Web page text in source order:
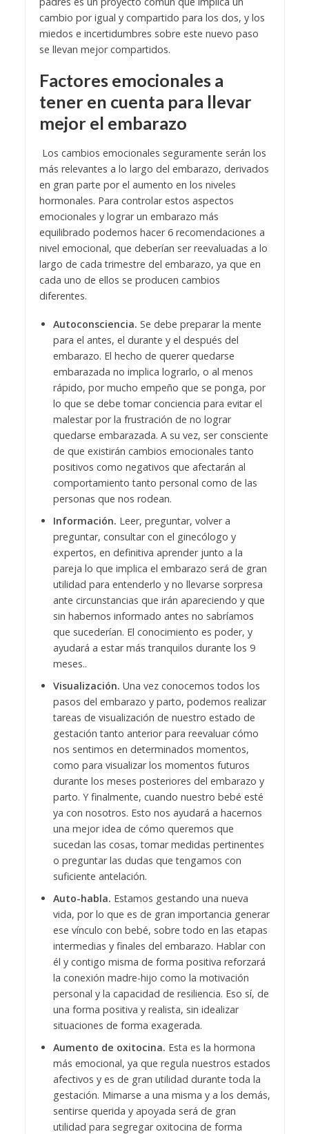
cambio por igual y compartido para los dos, y los
miedos e incertidumbres sobre este nuevo paso
se llevan mejor compartidos.
Factores emocionales a
tener en cuenta para llevar
mejor el embarazo
Los cambios emocionales seguramente serán los
más relevantes a lo largo del embarazo, derivados
en gran parte por el aumento en los niveles
hormonales. Para controlar estos aspectos
emocionales y lograr un embarazo más
equilibrado podemos hacer 6 recomendaciones a
nivel emocional, que deberían ser reevaluadas a lo
largo de cada trimestre del embarazo, ya que en
cada uno de ellos se producen cambios
diferentes.
Autoconsciencia. Se debe preparar la mente
para el antes, el durante y el después del
embarazo. El hecho de querer quedarse
embarazada no implica lograrlo, o al menos
rápido, por mucho empeño que se ponga, por
lo que se debe tomar conciencia para evitar el
malestar por la frustración de no lograr
quedarse embarazada. A su vez, ser consciente
de que existirán cambios emocionales tanto
positivos como negativos que afectarán al
comportamiento tanto personal como de las
personas que nos rodean.
Información. Leer, preguntar, volver a
preguntar, consultar con el ginecólogo y
expertos, en definitiva aprender junto a la
pareja lo que implica el embarazo será de gran
utilidad para entenderlo y no llevarse sorpresa
ante circunstancias que irán apareciendo y que
sin habernos informado antes no sabríamos
que sucederían. El conocimiento es poder, y
ayudará a estar más tranquilos durante los 9
meses..
Visualización. Una vez conocemos todos los
pasos del embarazo y parto, podemos realizar
tareas de visualización de nuestro estado de
gestación tanto anterior para reevaluar cómo
nos sentimos en determinados momentos,
como para visualizar los momentos futuros
durante los meses posteriores del embarazo y
parto. Y finalmente, cuando nuestro bebé esté
ya con nosotros. Esto nos ayudará a hacernos
una mejor idea de cómo queremos que
sucedan las cosas, tomar medidas pertinentes
o preguntar las dudas que tengamos con
suficiente antelación.
Auto-habla. Estamos gestando una nueva
vida, por lo que es de gran importancia generar
ese vínculo con bebé, sobre todo en las etapas
intermedias y finales del embarazo. Hablar con
él y contigo misma de forma positiva reforzará
la conexión madre-hijo como la motivación
personal y la capacidad de resiliencia. Eso sí, de
una forma positiva y realista, sin idealizar
situaciones de forma exagerada.
Aumento de oxitocina. Esta es la hormona
más emocional, ya que regula nuestros estados
afectivos y es de gran utilidad durante toda la
gestación. Mimarse a una misma y a los demás,
sentirse querida y apoyada será de gran
utilidad para segregar oxitocina de forma